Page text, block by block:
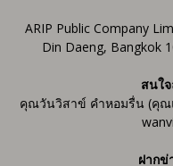
ARIP Public Company
Din Daeng, Bangkok
สนใ
คุณวันวิสาข์ คำหอมรื่น (คุณ
ฝาก